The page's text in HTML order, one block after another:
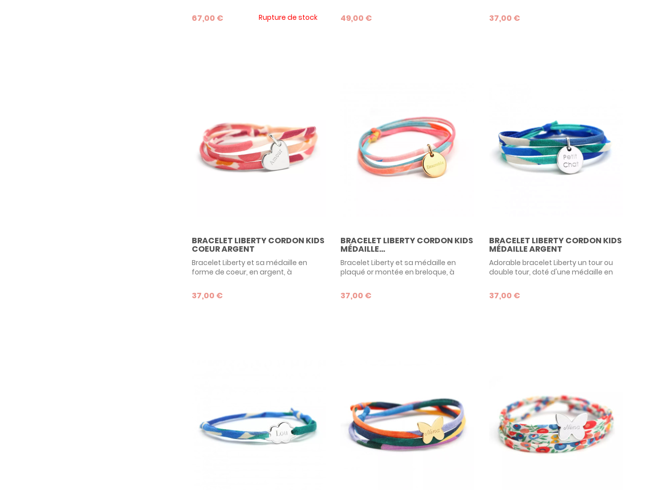
élégant dans sa version dorée.
Personnalisable avec la gravure de
67,00 € Rupture de stock
cadeau inoubliable !
49,00 €
sans modération pour toute occasion
!
37,00 €
BRACELET LIBERTY CORDON KIDS
COEUR ARGENT
Bracelet Liberty et sa médaille en
forme de coeur, en argent, à
un cadeau très personnel !
37,00 €
BRACELET LIBERTY CORDON KIDS
MÉDAILLE...
Bracelet Liberty et sa médaille en
plaqué or montée en breloque, à
personnel. Customisez le vôtre à
l'aide des nombreux critères de
37,00 €
BRACELET LIBERTY CORDON KIDS
MÉDAILLE ARGENT
Adorable bracelet Liberty un tour ou
double tour, doté d'une médaille en
délicat pour enfant, ado ou adulte.
37,00 €